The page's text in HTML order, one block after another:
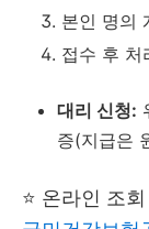
본인 명의
접수 후 처
대리 신청:
증(지급은
⭐ 온라인 조회